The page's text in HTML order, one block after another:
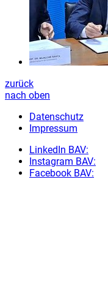
zurück
nach oben
Datenschutz
Impressum
LinkedIn BAV:
Instagram BAV:
Facebook BAV: